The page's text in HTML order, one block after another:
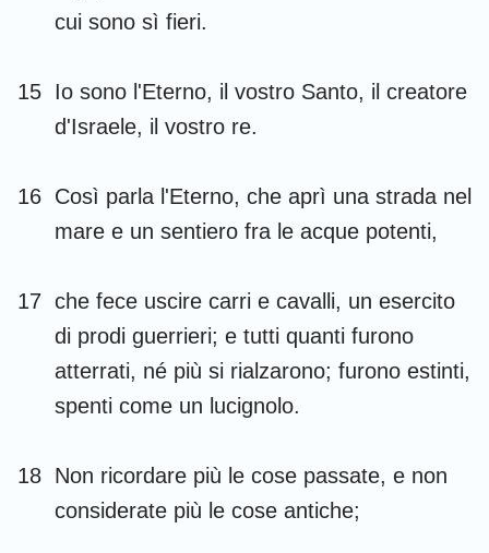
cui sono sì fieri.
15 Io sono l'Eterno, il vostro Santo, il creatore
d'Israele, il vostro re.
16 Così parla l'Eterno, che aprì una strada nel
mare e un sentiero fra le acque potenti,
17 che fece uscire carri e cavalli, un esercito
di prodi guerrieri; e tutti quanti furono
atterrati, né più si rialzarono; furono estinti,
spenti come un lucignolo.
18 Non ricordare più le cose passate, e non
considerate più le cose antiche;